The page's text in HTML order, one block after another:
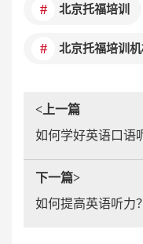
北京托福培训
北京托福培训
<上一篇
如何学好英语口语
下一篇>
如何提高英语听力